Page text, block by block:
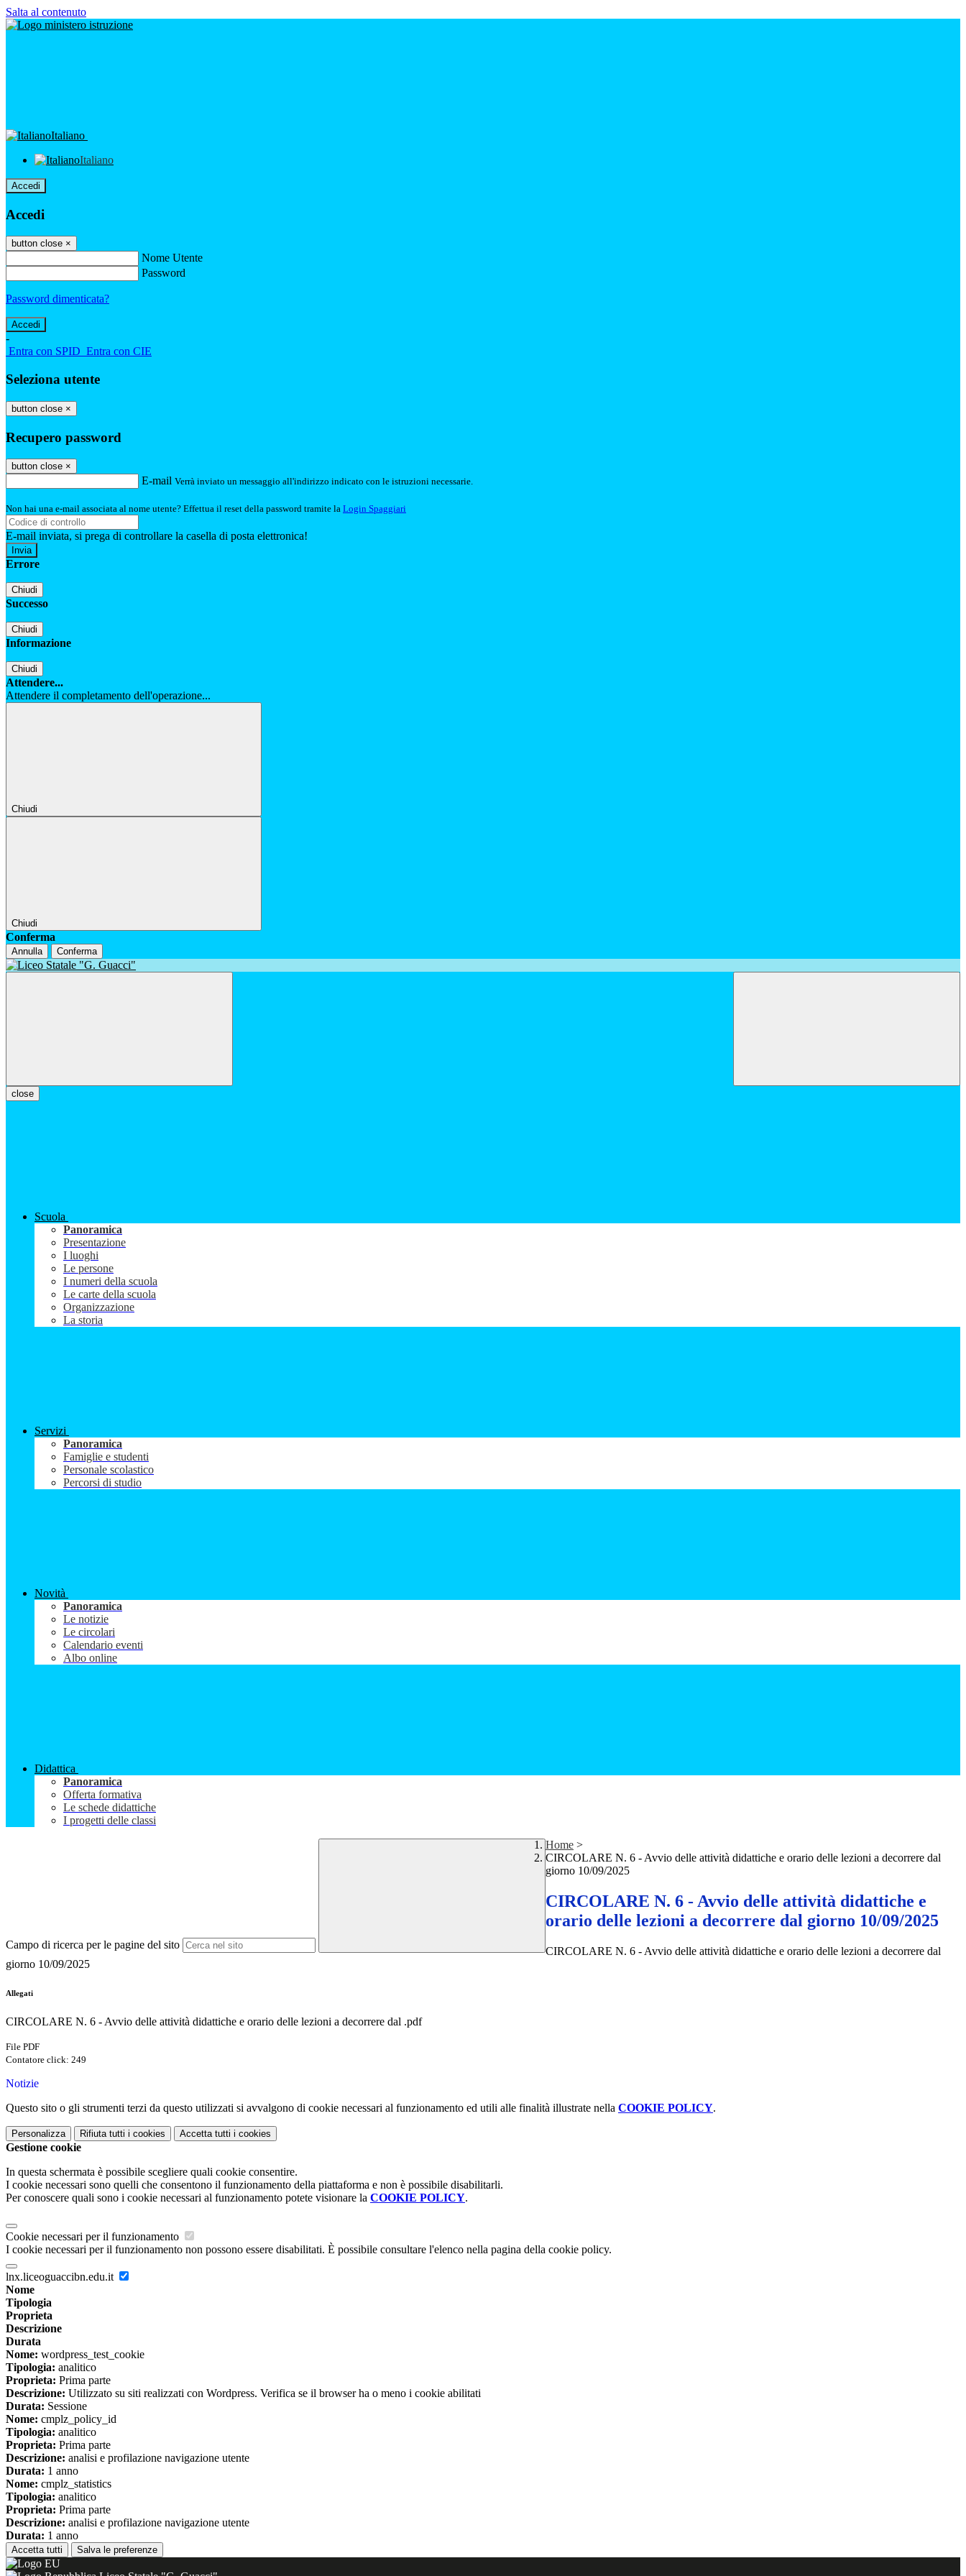
Salta al contenuto
Italiano
Italiano
Accedi
Accedi
button close ×
Nome Utente
Password
Password dimenticata?
-
Entra con SPID Entra con CIE
Seleziona utente
button close ×
Recupero password
button close ×
E-mail Verrà inviato un messaggio all'indirizzo indicato con le istruzioni necessarie.
Non hai una e-mail associata al nome utente? Effettua il reset della password tramite la Login Spaggiari
E-mail inviata, si prega di controllare la casella di posta elettronica!
Errore
Chiudi
Successo
Chiudi
Informazione
Chiudi
Attendere...
Attendere il completamento dell'operazione...
Chiudi
Chiudi
Conferma
Annulla Conferma
close
Scuola
Panoramica
Presentazione
I luoghi
Le persone
I numeri della scuola
Le carte della scuola
Organizzazione
La storia
Servizi
Panoramica
Famiglie e studenti
Personale scolastico
Percorsi di studio
Novità
Panoramica
Le notizie
Le circolari
Calendario eventi
Albo online
Didattica
Panoramica
Offerta formativa
Le schede didattiche
I progetti delle classi
Campo di ricerca per le pagine del sito
Home >
CIRCOLARE N. 6 - Avvio delle attività didattiche e orario delle lezioni a decorrere dal
giorno 10/09/2025
CIRCOLARE N. 6 - Avvio delle attività didattiche e
orario delle lezioni a decorrere dal giorno 10/09/2025
CIRCOLARE N. 6 - Avvio delle attività didattiche e orario delle lezioni a decorrere dal
giorno 10/09/2025
Allegati
CIRCOLARE N. 6 - Avvio delle attività didattiche e orario delle lezioni a decorrere dal .pdf
File PDF
Contatore click: 249
Notizie
Questo sito o gli strumenti terzi da questo utilizzati si avvalgono di cookie necessari al funzionamento ed utili alle finalità illustrate nella COOKIE POLICY.
Personalizza Rifiuta tutti i cookies Accetta tutti i cookies
Gestione cookie
In questa schermata è possibile scegliere quali cookie consentire.
I cookie necessari sono quelli che consentono il funzionamento della piattaforma e non è possibile disabilitarli.
Per conoscere quali sono i cookie necessari al funzionamento potete visionare la COOKIE POLICY.
Cookie necessari per il funzionamento
I cookie necessari per il funzionamento non possono essere disabilitati. È possibile consultare l'elenco nella pagina della cookie policy.
lnx.liceoguaccibn.edu.it
Nome
Tipologia
Proprieta
Descrizione
Durata
Nome: wordpress_test_cookie
Tipologia: analitico
Proprieta: Prima parte
Descrizione: Utilizzato su siti realizzati con Wordpress. Verifica se il browser ha o meno i cookie abilitati
Durata: Sessione
Nome: cmplz_policy_id
Tipologia: analitico
Proprieta: Prima parte
Descrizione: analisi e profilazione navigazione utente
Durata: 1 anno
Nome: cmplz_statistics
Tipologia: analitico
Proprieta: Prima parte
Descrizione: analisi e profilazione navigazione utente
Durata: 1 anno
Accetta tutti Salva le preferenze